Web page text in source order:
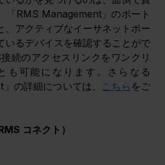
「RMS Management」のポート
、アクティブなイーサネットポー
いるデバイスを確認することがで
続のアクセスリンクをワンクリ
も可能になります。さらなる
の詳細については、 こちら をご
コネクト）